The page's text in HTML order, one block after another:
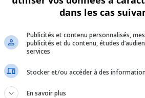
dans les cas
Publicités et contenu personnalisés,
publicités et du contenu, études
services
Stocker et/ou accéder à des
En savoir plus